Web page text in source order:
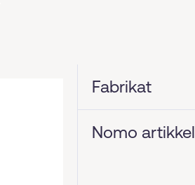
Fabrikat
Nomo artikkel